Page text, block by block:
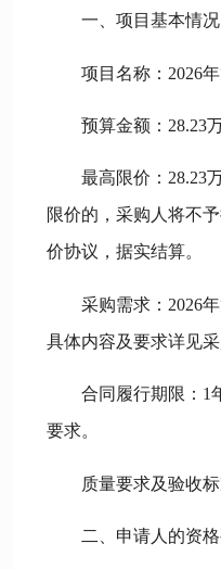
一、项目基本情况
项目名称： 2026
预算金额： 28.23
最高限价：28.23
限价的，采购人将不
价协议，据实结算。
采购需求： 2026
具体内容及要求详见采
合同履行期限： 1
要求。
质量要求及验收
二、申请人的资格